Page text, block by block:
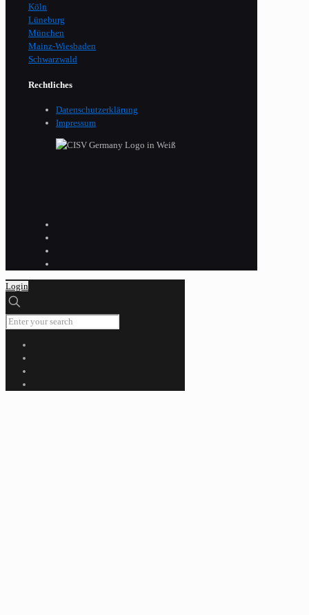
Köln
Lüneburg
München
Mainz-Wiesbaden
Schwarzwald
Rechtliches
Datenschutzerklärung
Impressum
Login